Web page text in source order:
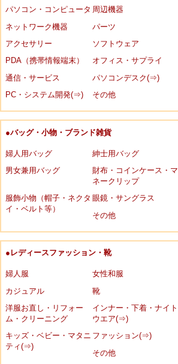
パソコン・コンピュータ 周辺機器
ネットワーク機器
パーツ
アクセサリー
ソフトウェア
PDA（携帯情報端末）
オフィス・サプライ
通信・サービス
パソコンデスク(⇒)
PC・システム開発(⇒)
その他
●バッグ・小物・ブランド雑貨
婦人用バッグ
紳士用バッグ
男女兼用バッグ
財布・コインケース・マ
ネークリップ
服飾小物（帽子・ネクタ
イ・ベルト等）
眼鏡・サングラス
その他
●レディースファッション・靴
婦人服
女性和服
カジュアル
靴
洋服お直し・リフォー
ム・クリーニング
インナー・下着・ナイト
ウエア(⇒)
キッズ・ベビー・マタニ
ティ(⇒)
ファッション(⇒)
その他